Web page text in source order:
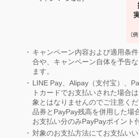
キャンペーン内容および適用条
合や、キャンペーン自体を予告
ます。
LINE Pay、Alipay（支付宝）、
トカードでお支払いされた場合
象とはなりませんのでご注意く
品券とPayPay残高を併用した場
お支払い分のみPayPayポイント
対象のお支払方法にてお支払い